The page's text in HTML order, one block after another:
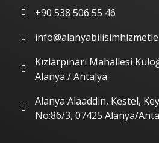
+90 538 506 55 46
Kızlarpınarı Mahallesi
Alanya / Antalya
Alanya Alaaddin, Kestel,
No:86/3, 07425 Alanya/